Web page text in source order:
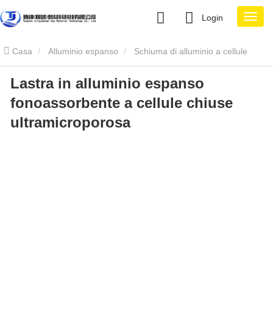
Login
Casa Alluminio espanso Schiuma di alluminio a cellule
chiuse Lastra in alluminio espanso fonoassorbente a cellule
chiuse ultramicroporosa
Lastra in alluminio espanso
fonoassorbente a cellule chiuse
ultramicroporosa